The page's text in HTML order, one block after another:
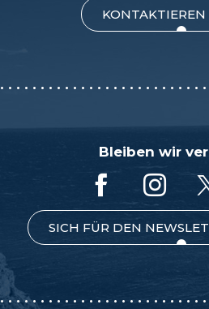
KONTAKTIEREN
Bleiben wir
SICH FÜR DEN